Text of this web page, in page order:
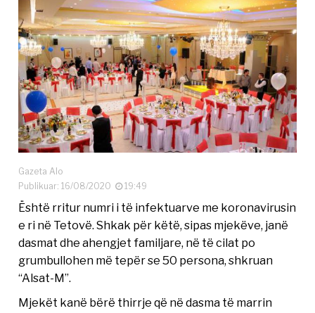
Gazeta Alo
Publikuar: 16/08/2020
19:49
Është rritur numri i të infektuarve me koronavirusin
e ri në Tetovë. Shkak për këtë, sipas mjekëve, janë
dasmat dhe ahengjet familjare, në të cilat po
grumbullohen më tepër se 50 persona, shkruan
“Alsat-M”.
Mjekët kanë bërë thirrje që në dasma të marrin